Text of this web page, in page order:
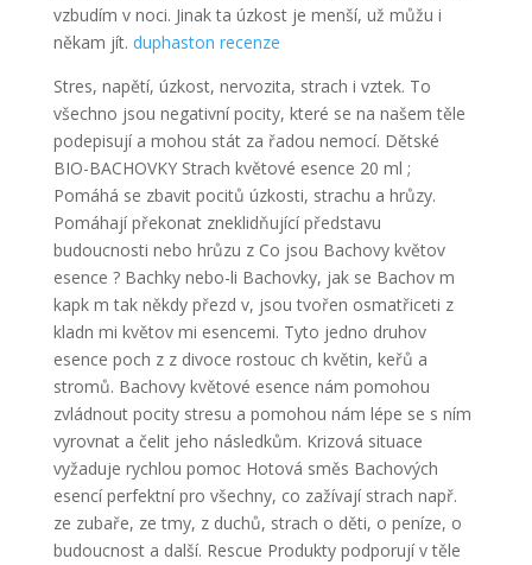
vzbudím v noci. Jinak ta úzkost je menší, už můžu i
někam jít. duphaston recenze
Stres, napětí, úzkost, nervozita, strach i vztek. To
všechno jsou negativní pocity, které se na našem těle
podepisují a mohou stát za řadou nemocí. Dětské
BIO-BACHOVKY Strach květové esence 20 ml ;
Pomáhá se zbavit pocitů úzkosti, strachu a hrůzy.
Pomáhají překonat zneklidňující představu
budoucnosti nebo hrůzu z Co jsou Bachovy květov
esence ? Bachky nebo-li Bachovky, jak se Bachov m
kapk m tak někdy přezd v, jsou tvořen osmatřiceti z
kladn mi květov mi esencemi. Tyto jedno druhov
esence poch z z divoce rostouc ch květin, keřů a
stromů. Bachovy květové esence nám pomohou
zvládnout pocity stresu a pomohou nám lépe se s ním
vyrovnat a čelit jeho následkům. Krizová situace
vyžaduje rychlou pomoc Hotová směs Bachových
esencí perfektní pro všechny, co zažívají strach např.
ze zubaře, ze tmy, z duchů, strach o děti, o peníze, o
budoucnost a další. Rescue Produkty podporují v těle